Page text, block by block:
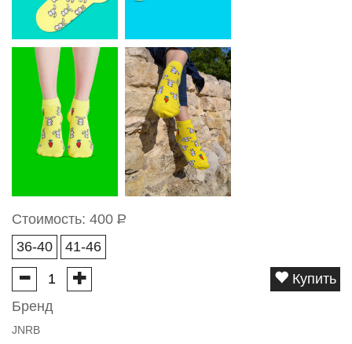
Стоимость: 400 Р
36-40
41-46
Купить
Бренд
JNRB